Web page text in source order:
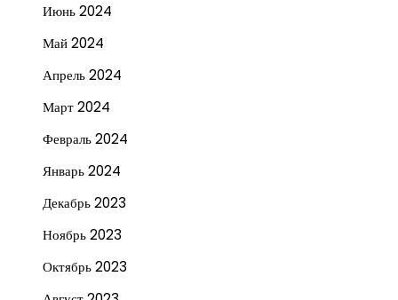
Июнь 2024
Май 2024
Апрель 2024
Март 2024
Февраль 2024
Январь 2024
Декабрь 2023
Ноябрь 2023
Октябрь 2023